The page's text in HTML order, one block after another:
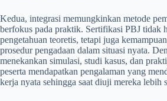
Kedua, integrasi memungkinkan metode
berfokus pada praktik. Sertifikasi PBJ tidak
pengetahuan teoretis, tetapi juga
prosedur pengadaan dalam situasi nyata.
menekankan simulasi, studi kasus, dan
peserta mendapatkan pengalaman yang
kerja nyata sehingga saat diuji mereka lebih